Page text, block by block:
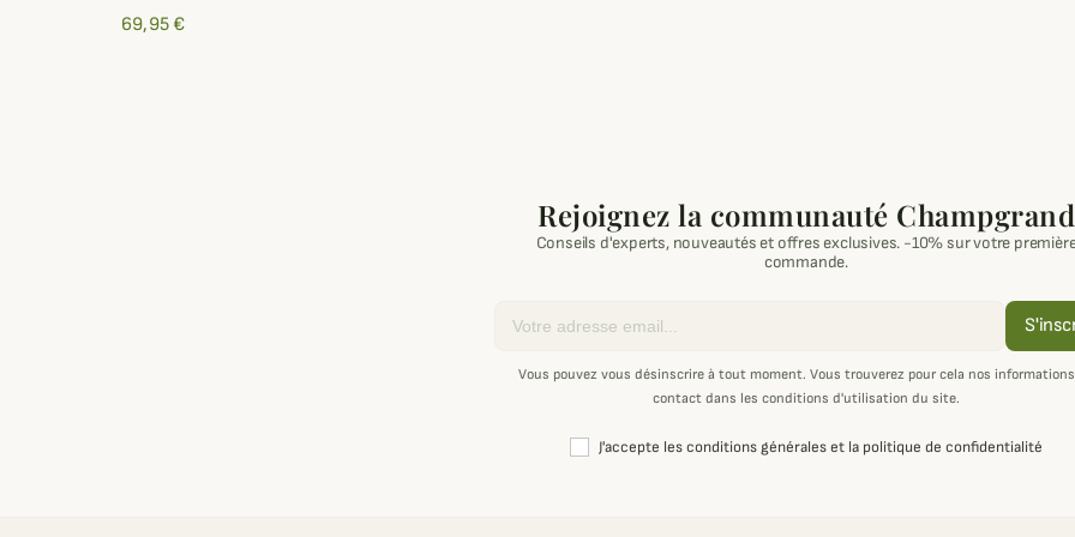
69,95 €
Rejoignez la communauté Champgrand
Conseils d'experts, nouveautés et offres exclusives. -10% sur votre
commande.
Vous pouvez vous désinscrire à tout moment. Vous trouverez pour cela nos
contact dans les conditions d'utilisation du site.
J'accepte les conditions générales et la politique de confidentialité